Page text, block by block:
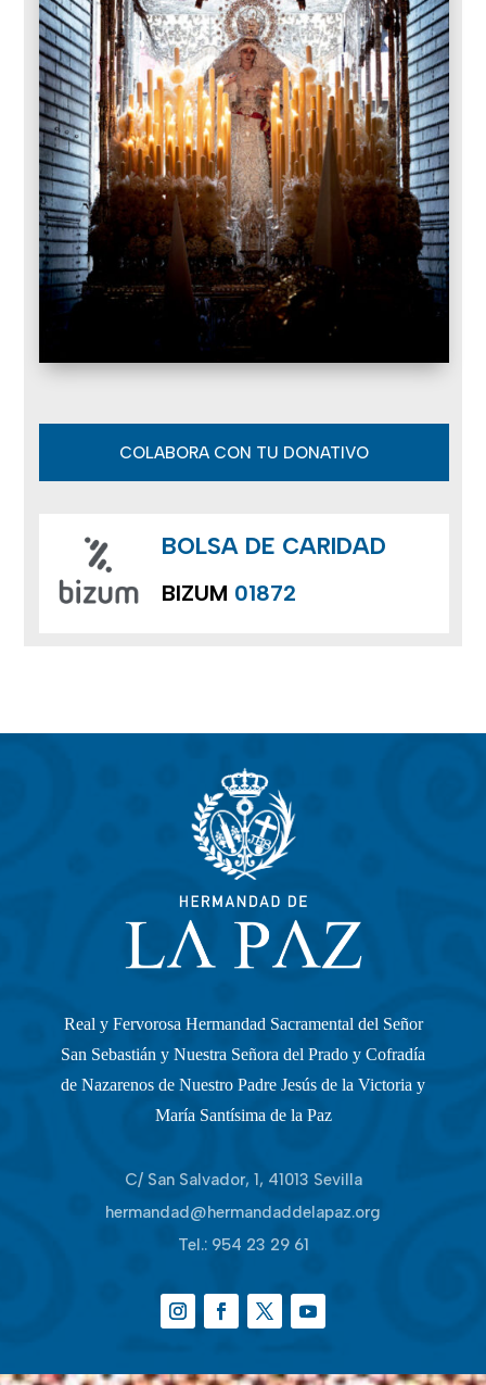
COLABORA CON TU DONATIVO
BOLSA DE CARIDAD
BIZUM 01872
Real y Fervorosa Hermandad Sacramental del Señor
San Sebastián y Nuestra Señora del Prado y Cofradía
de Nazarenos de Nuestro Padre Jesús de la Victoria y
María Santísima de la Paz
C/ San Salvador, 1, 41013 Sevilla
hermandad@hermandaddelapaz.org
Tel.: 954 23 29 61